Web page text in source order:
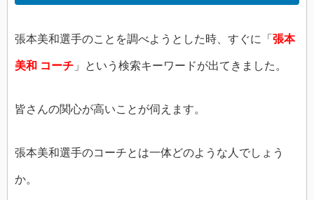
張本美和選手のことを調べようとした時、すぐに「 張本
美和 コーチ 」という検索キーワードが出てきました。
皆さんの関心が高いことが伺えます。
張本美和選手のコーチとは一体どのような人でしょう
か。